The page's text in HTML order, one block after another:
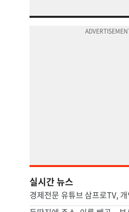
실시간 뉴스